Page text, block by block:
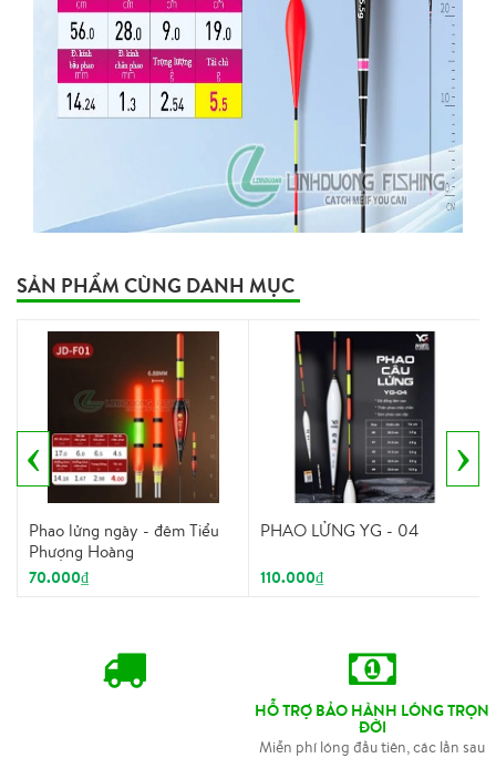
SẢN PHẨM CÙNG DANH MỤC
Phao lửng ngày - đêm Tiểu
Phượng Hoàng
70.000₫
PHAO LỬNG YG - 04
110.000₫
‹ ›
HỖ TRỢ BẢO HÀNH LÓNG TRỌN
ĐỜI
Miễn phí lóng đầu tiên, các lần sau